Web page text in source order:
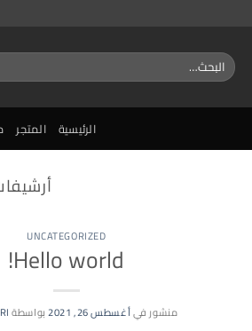
البحث
عن:
الرئيسية المتجر
UNCATEGORIZED
Hello world!
منشور فيأغسطس 26, 2021 بواسطة